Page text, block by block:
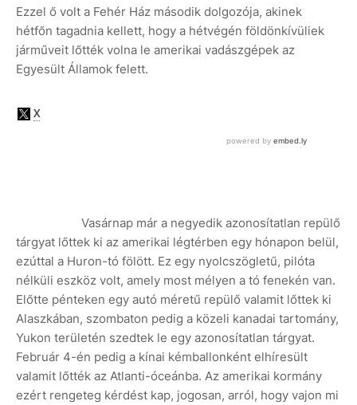
Ezzel ő volt a Fehér Ház második dolgozója, akinek
hétfőn tagadnia kellett, hogy a hétvégén földönkívüliek
járműveit lőtték volna le amerikai vadászgépek az
Egyesült Államok felett.
Vasárnap már a negyedik azonosítatlan repülő
tárgyat lőttek ki az amerikai légtérben egy hónapon belül,
ezúttal a Huron-tó fölött. Ez egy nyolcszögletű, pilóta
nélküli eszköz volt, amely most mélyen a tó fenekén van.
Előtte pénteken egy autó méretű repülő valamit lőttek ki
Alaszkában, szombaton pedig a közeli kanadai tartomány,
Yukon területén szedtek le egy azonosítatlan tárgyat.
Február 4-én pedig a kínai kémballonként elhíresült
valamit lőtték az Atlanti-óceánba. Az amerikai kormány
ezért rengeteg kérdést kap, jogosan, arról, hogy vajon mi